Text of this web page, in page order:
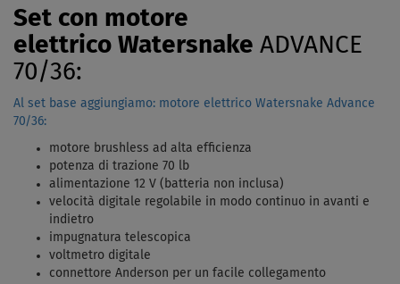
Set con motore
elettrico Watersnake ADVANCE
70/36:
Al set base aggiungiamo: motore elettrico Watersnake Advance
70/36:
motore brushless ad alta efficienza
potenza di trazione 70 lb
alimentazione 12 V (batteria non inclusa)
velocità digitale regolabile in modo continuo in avanti e
indietro
impugnatura telescopica
voltmetro digitale
connettore Anderson per un facile collegamento